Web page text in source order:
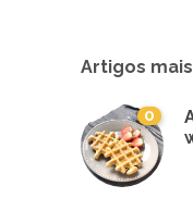
Artigos
0